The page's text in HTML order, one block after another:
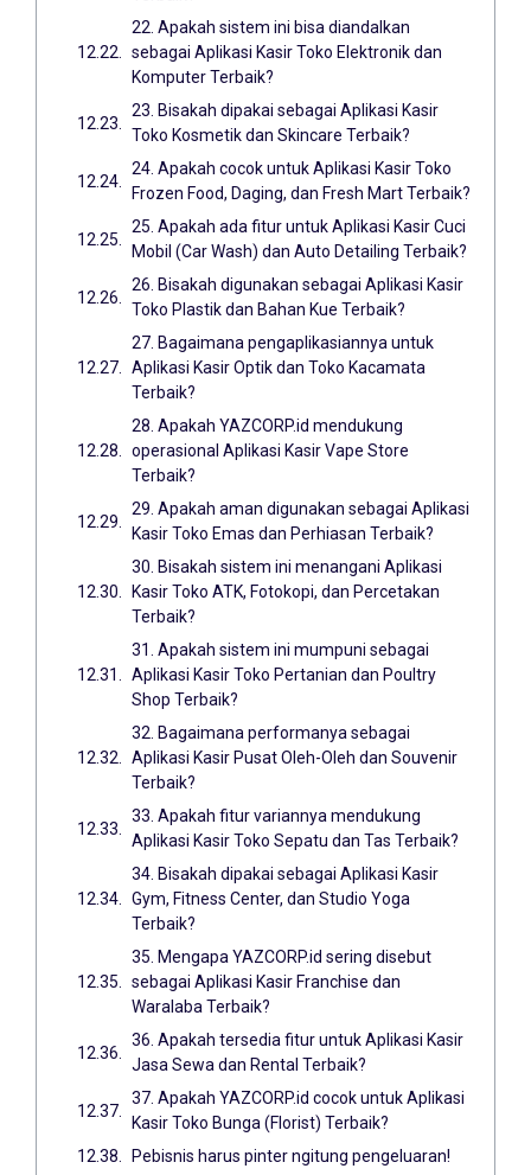
22. Apakah sistem ini bisa diandalkan
sebagai Aplikasi Kasir Toko Elektronik dan
Komputer Terbaik?
23. Bisakah dipakai sebagai Aplikasi Kasir
Toko Kosmetik dan Skincare Terbaik?
24. Apakah cocok untuk Aplikasi Kasir Toko
Frozen Food, Daging, dan Fresh Mart Terbaik?
25. Apakah ada fitur untuk Aplikasi Kasir Cuci
Mobil (Car Wash) dan Auto Detailing Terbaik?
26. Bisakah digunakan sebagai Aplikasi Kasir
Toko Plastik dan Bahan Kue Terbaik?
27. Bagaimana pengaplikasiannya untuk
Aplikasi Kasir Optik dan Toko Kacamata
Terbaik?
28. Apakah YAZCORP.id mendukung
operasional Aplikasi Kasir Vape Store
Terbaik?
29. Apakah aman digunakan sebagai Aplikasi
Kasir Toko Emas dan Perhiasan Terbaik?
30. Bisakah sistem ini menangani Aplikasi
Kasir Toko ATK, Fotokopi, dan Percetakan
Terbaik?
31. Apakah sistem ini mumpuni sebagai
Aplikasi Kasir Toko Pertanian dan Poultry
Shop Terbaik?
32. Bagaimana performanya sebagai
Aplikasi Kasir Pusat Oleh-Oleh dan Souvenir
Terbaik?
33. Apakah fitur variannya mendukung
Aplikasi Kasir Toko Sepatu dan Tas Terbaik?
34. Bisakah dipakai sebagai Aplikasi Kasir
Gym, Fitness Center, dan Studio Yoga
Terbaik?
35. Mengapa YAZCORP.id sering disebut
sebagai Aplikasi Kasir Franchise dan
Waralaba Terbaik?
36. Apakah tersedia fitur untuk Aplikasi Kasir
Jasa Sewa dan Rental Terbaik?
37. Apakah YAZCORP.id cocok untuk Aplikasi
Kasir Toko Bunga (Florist) Terbaik?
Pebisnis harus pinter ngitung pengeluaran!